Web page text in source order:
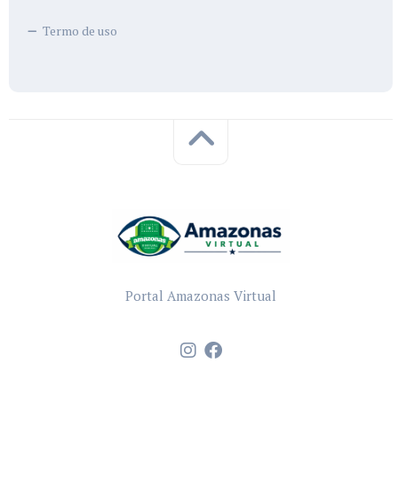
Termo de uso
Portal Amazonas Virtual